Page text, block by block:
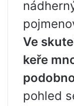
Ve
keře
pohled